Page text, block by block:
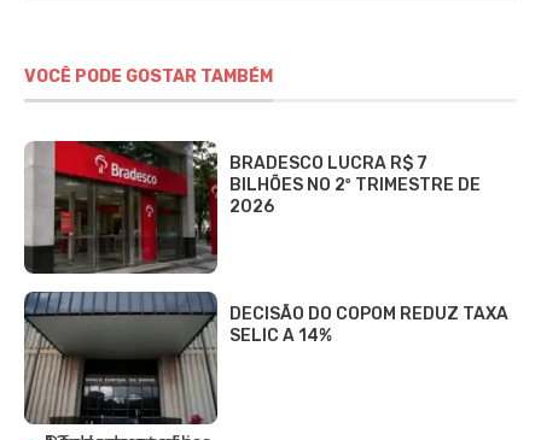
VOCÊ PODE GOSTAR TAMBÉM
BRADESCO LUCRA R$ 7
BILHÕES NO 2º TRIMESTRE DE
2026
DECISÃO DO COPOM REDUZ TAXA
SELIC A 14%